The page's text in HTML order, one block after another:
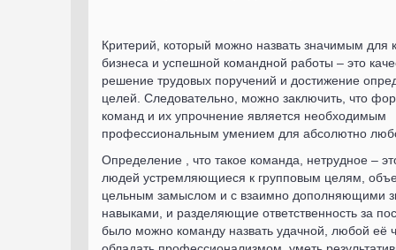
Критерий, который можно назвать значимым для
бизнеса и успешной командной работы – это
решение трудовых поручений и достижение
целей. Следовательно, можно заключить, что
команд и их упрочнение является необходимым
профессиональным умением для абсолютно
Определение , что такое команда, нетрудное –
людей устремляющиеся к групповым целям,
цельным замыслом и с взаимно дополняющими
навыками, и разделяющие ответственность за
было можно команду назвать удачной, любой её